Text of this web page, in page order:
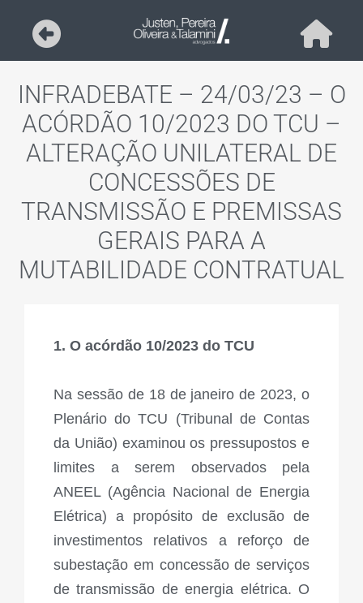
INFRADEBATE – 24/03/23 – O
ACÓRDÃO 10/2023 DO TCU –
ALTERAÇÃO UNILATERAL DE
CONCESSÕES DE
TRANSMISSÃO E PREMISSAS
GERAIS PARA A
MUTABILIDADE CONTRATUAL
1. O acórdão 10/2023 do TCU
Na sessão de 18 de janeiro de 2023, o
Plenário do TCU (Tribunal de Contas
da União) examinou os pressupostos e
limites a serem observados pela
ANEEL (Agência Nacional de Energia
Elétrica) a propósito de exclusão de
investimentos relativos a reforço de
subestação em concessão de serviços
de transmissão de energia elétrica. O